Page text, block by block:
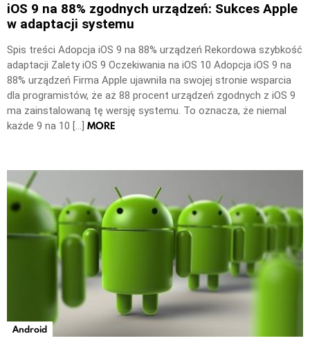
iOS 9 na 88% zgodnych urządzeń: Sukces Apple
w adaptacji systemu
Spis treści Adopcja iOS 9 na 88% urządzeń Rekordowa szybkość
adaptacji Zalety iOS 9 Oczekiwania na iOS 10 Adopcja iOS 9 na
88% urządzeń Firma Apple ujawniła na swojej stronie wsparcia
dla programistów, że aż 88 procent urządzeń zgodnych z iOS 9
ma zainstalowaną tę wersję systemu. To oznacza, że niemal
każde 9 na 10 […] MORE
Android